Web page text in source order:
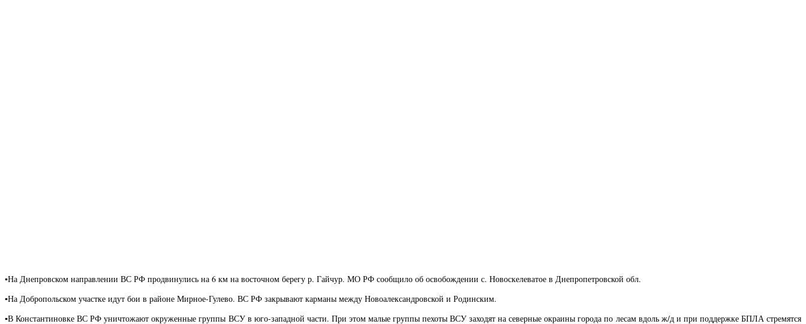
▪️На Днепровском направлении ВС РФ продвинулись на 6 км на восточном берегу р. Гайчур. МО РФ сообщило об освобождении с. Новоскелеватое в Днепропетровской обл.
▪️На Добропольском участке идут бои в районе Мирное-Гулево. ВС РФ закрывают карманы между Новоалександровской и Родинским.
▪️В Константиновке ВС РФ уничтожают окруженные группы ВСУ в юго-западной части. При этом малые группы пехоты ВСУ заходят на северные окраины города по лесам вдоль ж/д и при поддержке БПЛА стремятся